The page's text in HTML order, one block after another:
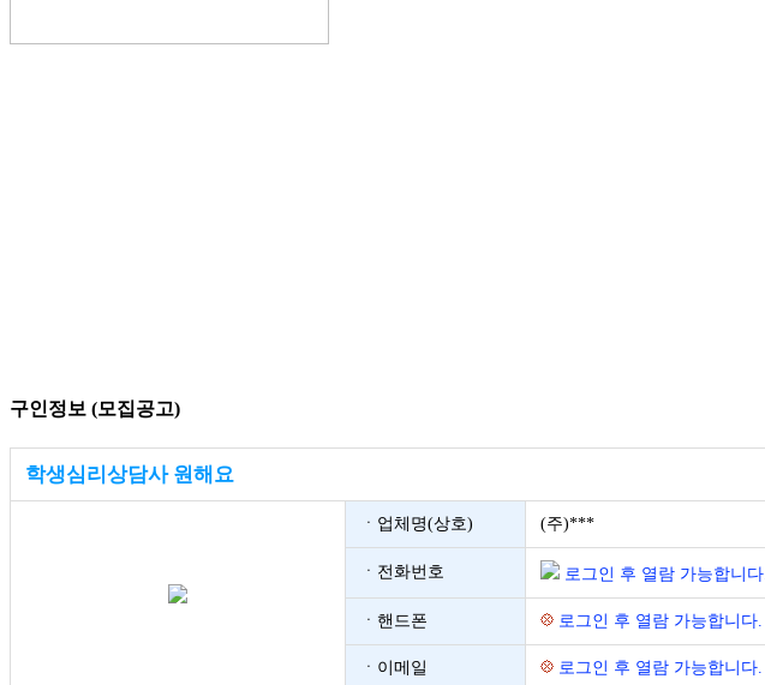
구인정보 (모집공고)
학생심리상담사 원해요
ㆍ업체명(상호) (주)***
ㆍ전화번호 로그인 후 열람 가능합니다.
ㆍ핸드폰 로그인 후 열람 가능합니다.
ㆍ이메일 로그인 후 열람 가능합니다.